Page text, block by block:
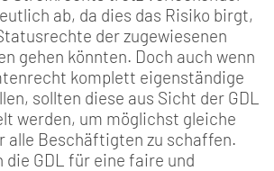
ab, da dies das Risiko birgt,
der zugewiesenen
gehen könnten. Doch auch wenn
komplett eigenständige
sollten diese aus Sicht der GDL
werden, um möglichst gleiche
alle Beschäftigten zu schaffen.
GDL für eine faire und